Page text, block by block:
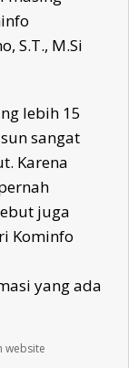
S.T., M.Si
lebih 15
sangat
Karena
juga
Kominfo
yang ada
website